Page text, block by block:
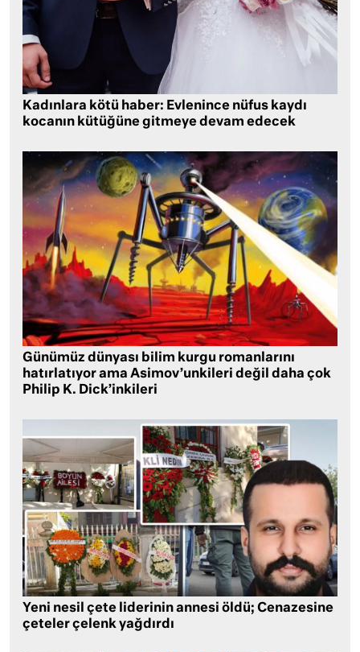
Kadınlara kötü haber: Evlenince nüfus kaydı
kocanın kütüğüne gitmeye devam edecek
Günümüz dünyası bilim kurgu romanlarını
hatırlatıyor ama Asimov’unkileri değil daha çok
Philip K. Dick’inkileri
Yeni nesil çete liderinin annesi öldü; Cenazesine
çeteler çelenk yağdırdı